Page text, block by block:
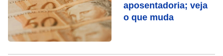
aposentadoria; veja
o que muda